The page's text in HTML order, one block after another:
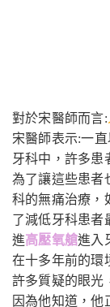
對於宋醫師而言:
宋醫師表示:一
牙科中，許多患
為了讓這些患者
科的無痛治療，
了減低牙科患者
進高壓氧艙進入
在十多年前的環
許多質疑的眼光
因為他知道，他